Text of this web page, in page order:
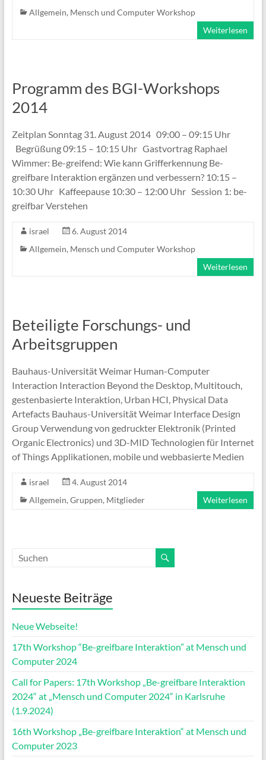
Allgemein, Mensch und Computer Workshop
Weiterlesen
Programm des BGI-Workshops
2014
Zeitplan Sonntag 31. August 2014 09:00 – 09:15 Uhr
Begrüßung 09:15 – 10:15 Uhr Gastvortrag Raphael
Wimmer: Be-greifend: Wie kann Grifferkennung Be-
greifbare Interaktion ergänzen und verbessern? 10:15 –
10:30 Uhr Kaffeepause 10:30 – 12:00 Uhr Session 1: be-
greifbar Verstehen
israel
6. August 2014
Allgemein, Mensch und Computer Workshop
Weiterlesen
Beteiligte Forschungs- und
Arbeitsgruppen
Bauhaus-Universität Weimar Human-Computer
Interaction Interaction Beyond the Desktop, Multitouch,
gestenbasierte Interaktion, Urban HCI, Physical Data
Artefacts Bauhaus-Universität Weimar Interface Design
Group Verwendung von gedruckter Elektronik (Printed
Organic Electronics) und 3D-MID Technologien für Internet
of Things Applikationen, mobile und webbasierte Medien
israel
4. August 2014
Allgemein, Gruppen, Mitglieder Weiterlesen
Neueste Beiträge
Neue Webseite!
17th Workshop “Be-greifbare Interaktion” at Mensch und
Computer 2024
Call for Papers: 17th Workshop „Be-greifbare Interaktion
2024“ at „Mensch und Computer 2024“ in Karlsruhe
(1.9.2024)
16th Workshop „Be-greifbare Interaktion“ at Mensch und
Computer 2023